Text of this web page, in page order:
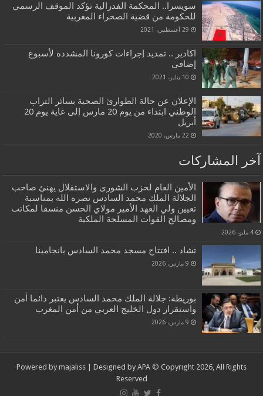
سويسرا.. المحكمة الفدرالية تؤكد الموقف الرسمي
للحكومة من قضية الصحراء المغربية
29 أغسطس، 2021
اكادير .. تمديد إجراءات كورونا المشددة لأسبوع
إضافي
10 يناير، 2021
الإعلان عن حالة الطوارئ الصحية بسائر التراب
الوطني ابتداء من يوم 20 مارس إلى غاية يوم 20
أبريل
22 مارس، 2020
آخر المشاركات
الأمين العام لحزب الشورى والاستقلال يهنئ صاحب
الجلالة الملك محمد السادس نصره الله بمناسبة
تعيين ولي العهد الأمير مولاي الحسن منسقا لمكاتب
ومصالح القوات المسلحة الملكية
4 مايو، 2026
تشاد .. افتتاح مسجد محمد السادس بانجامينا
9 مارس، 2026
بوريطة: جلالة الملك محمد السادس يعتبر دائما أمن
واستقرار دول الخليج العربي من أمن المغرب
9 مارس، 2026
Powered by majaliss | Designed by APA © Copyright 2026, All Rights
Reserved